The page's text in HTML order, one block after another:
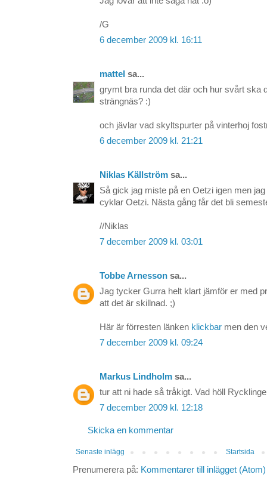
/G
6 december 2009 kl. 16:11
mattel sa...
grymt bra runda det där och hur svårt ska
strängnäs? :)
och jävlar vad skyltspurter på vinterhoj
6 december 2009 kl. 21:21
Niklas Källström sa...
Så gick jag miste på en Oetzi igen men
cyklar Oetzi. Nästa gång får det bli
//Niklas
7 december 2009 kl. 03:01
Tobbe Arnesson sa...
Jag tycker Gurra helt klart jämför er med
att det är skillnad. ;)
Här är förresten länken klickbar men den
7 december 2009 kl. 09:24
Markus Lindholm sa...
tur att ni hade så tråkigt. Vad höll
7 december 2009 kl. 12:18
Skicka en kommentar
Senaste inlägg Startsida
Prenumerera på: Kommentarer till inlägget (Atom)